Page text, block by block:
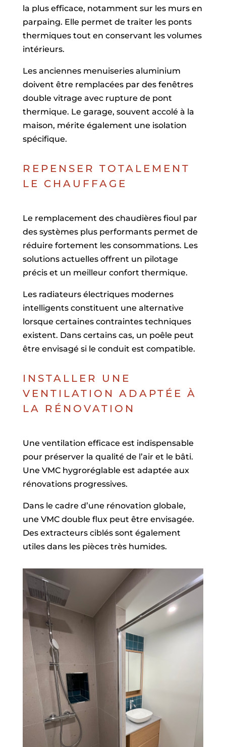
la plus efficace, notamment sur les murs en
parpaing. Elle permet de traiter les ponts
thermiques tout en conservant les volumes
intérieurs.
Les anciennes menuiseries aluminium
doivent être remplacées par des fenêtres
double vitrage avec rupture de pont
thermique. Le garage, souvent accolé à la
maison, mérite également une isolation
spécifique.
REPENSER TOTALEMENT
LE CHAUFFAGE
Le remplacement des chaudières fioul par
des systèmes plus performants permet de
réduire fortement les consommations. Les
solutions actuelles offrent un pilotage
précis et un meilleur confort thermique.
Les radiateurs électriques modernes
intelligents constituent une alternative
lorsque certaines contraintes techniques
existent. Dans certains cas, un poêle peut
être envisagé si le conduit est compatible.
INSTALLER UNE
VENTILATION ADAPTÉE À
LA RÉNOVATION
Une ventilation efficace est indispensable
pour préserver la qualité de l’air et le bâti.
Une VMC hygroréglable est adaptée aux
rénovations progressives.
Dans le cadre d’une rénovation globale,
une VMC double flux peut être envisagée.
Des extracteurs ciblés sont également
utiles dans les pièces très humides.